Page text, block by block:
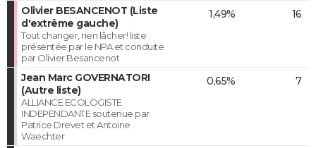
Olivier BESANCENOT (Liste
d'extrême gauche)
Tout changer, rien lâcher! liste
présentée par le NPA et conduite
par Olivier Besancenot
1,49% 16
Jean Marc GOVERNATORI
(Autre liste)
ALLIANCE ECOLOGISTE
INDEPENDANTE soutenue par
Patrice Drevet et Antoine
Waechter
0,65% 7